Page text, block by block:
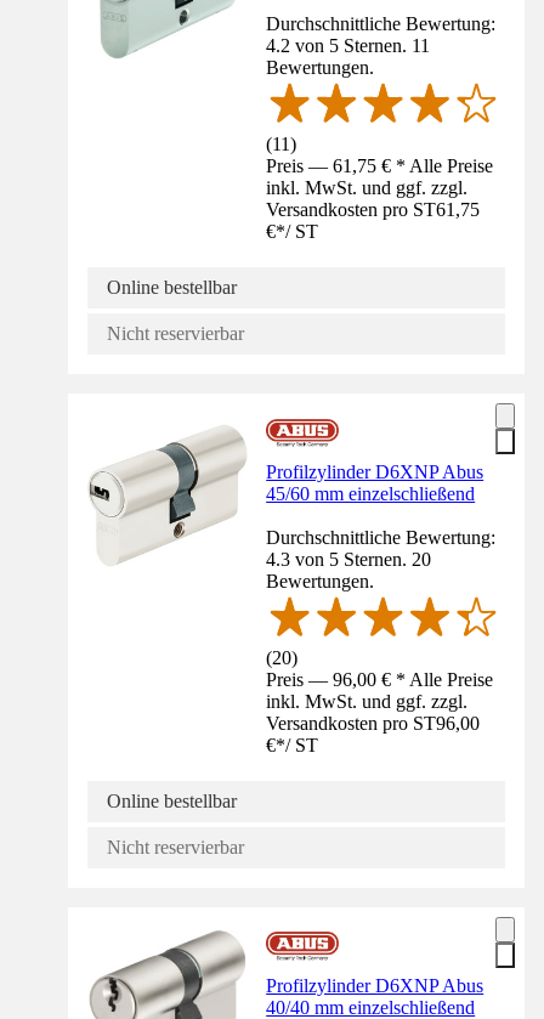
Durchschnittliche Bewertung:
4.2 von 5 Sternen. 11
Bewertungen.
(11)
Preis — 61,75 € * Alle Preise
inkl. MwSt. und ggf. zzgl.
Versandkosten pro ST61,75
€*/ ST
Online bestellbar
Nicht reservierbar
Profilzylinder D6XNP Abus
45/60 mm einzelschließend
Durchschnittliche Bewertung:
4.3 von 5 Sternen. 20
Bewertungen.
(20)
Preis — 96,00 € * Alle Preise
inkl. MwSt. und ggf. zzgl.
Versandkosten pro ST96,00
€*/ ST
Online bestellbar
Nicht reservierbar
Profilzylinder D6XNP Abus
40/40 mm einzelschließend